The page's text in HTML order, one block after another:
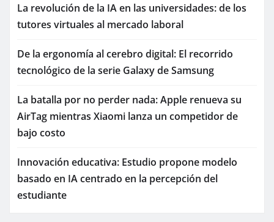
La revolución de la IA en las universidades: de los
tutores virtuales al mercado laboral
De la ergonomía al cerebro digital: El recorrido
tecnológico de la serie Galaxy de Samsung
La batalla por no perder nada: Apple renueva su
AirTag mientras Xiaomi lanza un competidor de
bajo costo
Innovación educativa: Estudio propone modelo
basado en IA centrado en la percepción del
estudiante